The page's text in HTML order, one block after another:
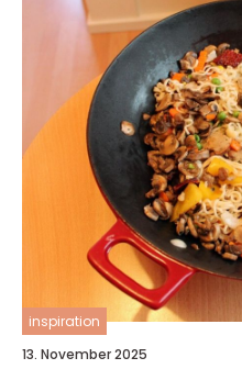
inspiration
13. November 2025